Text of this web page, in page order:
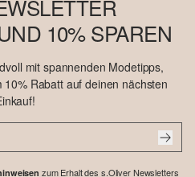
10% SPAREN
mit spannenden Modetipps,
Rabatt auf deinen nächsten
zum Erhalt des s.Oliver Newsletters